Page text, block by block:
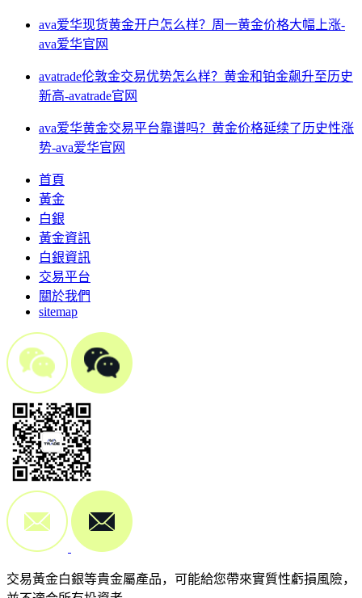
ava爱华现货黄金开户怎么样？周一黄金价格大幅上涨-
ava爱华官网
avatrade伦敦金交易优势怎么样？黄金和铂金飙升至历史
新高-avatrade官网
ava爱华黄金交易平台靠谱吗？黄金价格延续了历史性涨
势-ava爱华官网
首頁
黃金
白銀
黃金資訊
白銀資訊
交易平台
關於我們
sitemap
交易黃金白銀等貴金屬產品，可能給您帶來實質性虧損風險，